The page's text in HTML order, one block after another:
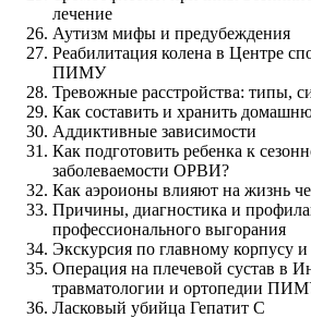
лечение
Аутизм мифы и предубеждения
Реабилитация колена в Центре
ПИМУ
Тревожные расстройства: типы,
Как составить и хранить
Аддиктивные зависимости
Как подготовить ребенка к
заболеваемости ОРВИ?
Как аэроионы влияют на жизнь
Причины, диагностика и
профессионального выгорания
Экскурсия по главному
Операция на плечевой сустав в
травматологии и ортопедии
Ласковый убийца Гепатит С